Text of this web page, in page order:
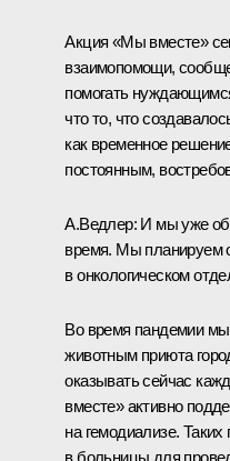
Акция «Мы вместе»
взаимопомощи,
помогать
что то, что
как временное
постоянным,
А.Ведлер: И мы уже
время. Мы планируем
в онкологическом
Во время пандемии
животным приюта
оказывать сейчас
вместе» активно
на гемодиализе.
в больницы для